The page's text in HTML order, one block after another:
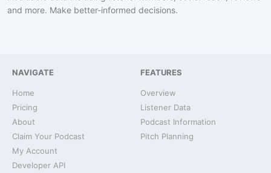
and more. Make better-informed decisions.
NAVIGATE
Home
Pricing
About
Claim Your Podcast
My Account
Developer API
FEATURES
Overview
Listener Data
Podcast Information
Pitch Planning